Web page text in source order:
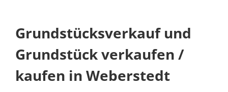
Grundstücksverkauf und
Grundstück verkaufen /
kaufen in Weberstedt